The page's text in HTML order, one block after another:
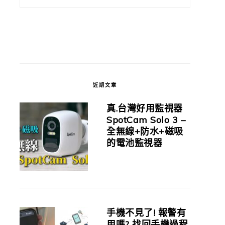
近期文章
真.台灣好用監視器
SpotCam Solo 3 –
全無線+防水+磁吸
的電池監視器
手機不見了! 報警有